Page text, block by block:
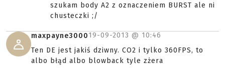
szukam body A2 z oznaczeniem BURST ale ni
chusteczki ;/
maxpayne300019-09-2013 @ 10:46
Ten DE jest jakiś dziwny. CO2 i tylko 360FPS, to
albo błąd albo blowback tyle zżera